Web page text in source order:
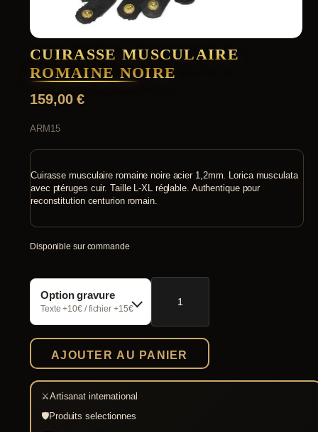
CUIRASSE MUSCULAIRE
ROMAINE NOIRE
159,00€
ARM15
Cuirasse musculaire romaine noire acier 1,2mm. Lorica musculata
avec ptéruges cuir. Taille L-XL réglable. Authentique pour
reconstitution centurion romain.
Disponible sur commande
Option gravure
Texte +10€ / fichier +15€
quantité
Cuirasse
Musculaire
AJOUTER AU PANIER
⚔Artisanat international
🛡Produits selectionnes